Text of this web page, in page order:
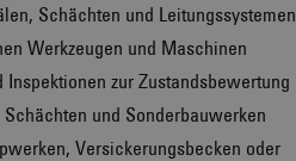
Schächten und Leitungssystemen
Werkzeugen und Maschinen
zur Zustandsbewertung
und Sonderbauwerken
Versickerungsbecken oder